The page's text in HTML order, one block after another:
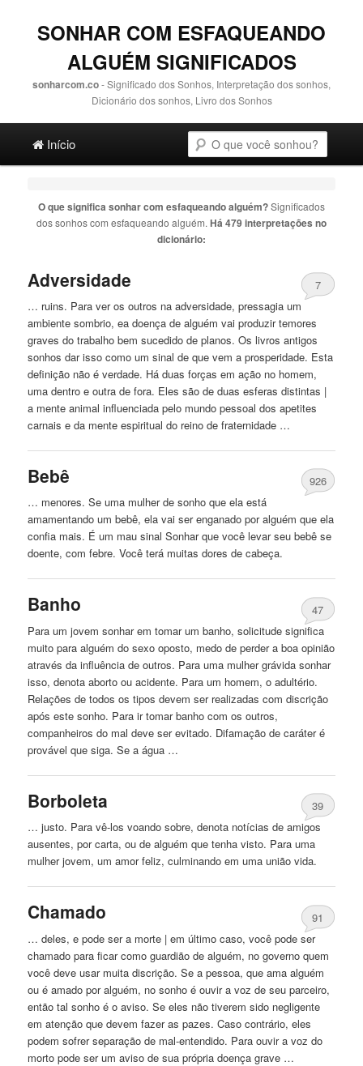
SONHAR COM ESFAQUEANDO
ALGUÉM SIGNIFICADOS
sonharcom.co- Significado dos Sonhos, Interpretação dos sonhos,
Dicionário dos sonhos, Livro dos Sonhos
Ir para o conteúdo principal
Ir para o conteúdo secundário
Início
O que significa sonhar com esfaqueando alguém?Significados
dos sonhos com esfaqueando alguém. Há 479 interpretações no
dicionário:
Adversidade
7
… ruins. Para ver os outros na adversidade, pressagia um
ambiente sombrio, ea doença dealguém vai produzir temores
graves do trabalho bem sucedido de planos. Os livros antigos
sonhos dar isso como um sinal de que vem a prosperidade. Esta
definição não é verdade. Há duas forças em ação no homem,
uma dentro e outra de fora. Eles são de duas esferas distintas |
a mente animal influenciada pelo mundo pessoal dos apetites
carnais e da mente espiritual do reino de fraternidade …
Bebê
926
… menores. Se uma mulher de sonho que ela está
amamentando um bebê, ela vai ser enganado poralguém que ela
confia mais. É um mau sinal Sonhar que você levar seu bebê se
doente, com febre. Você terá muitas dores de cabeça.
Banho
47
Para um jovem sonhar em tomar um banho, solicitude significa
muito paraalguém do sexo oposto, medo de perder a boa opinião
através da influência de outros. Para uma mulher grávida sonhar
isso, denota aborto ou acidente. Para um homem, o adultério.
Relações de todos os tipos devem ser realizadas com discrição
após este sonho. Para ir tomar banho com os outros,
companheiros do mal deve ser evitado. Difamação de caráter é
provável que siga. Se a água …
Borboleta
39
… justo. Para vê-los voando sobre, denota notícias de amigos
ausentes, por carta, ou dealguém que tenha visto. Para uma
mulher jovem, um amor feliz, culminando em uma união vida.
Chamado
91
… deles, e pode ser a morte | em último caso, você pode ser
chamado para ficar como guardião dealguém, no governo quem
você deve usar muita discrição. Se a pessoa, que amaalguém
ou é amado poralguém, no sonho é ouvir a voz de seu parceiro,
então tal sonho é o aviso. Se eles não tiverem sido negligente
em atenção que devem fazer as pazes. Caso contrário, eles
podem sofrer separação de mal-entendido. Para ouvir a voz do
morto pode ser um aviso de sua própria doença grave …